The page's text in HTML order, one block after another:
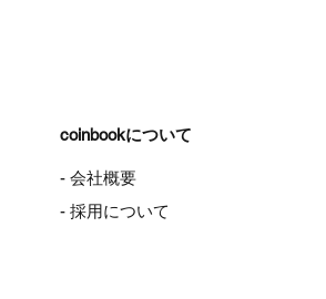
coinbookについて
- 会社概要
- 採用について